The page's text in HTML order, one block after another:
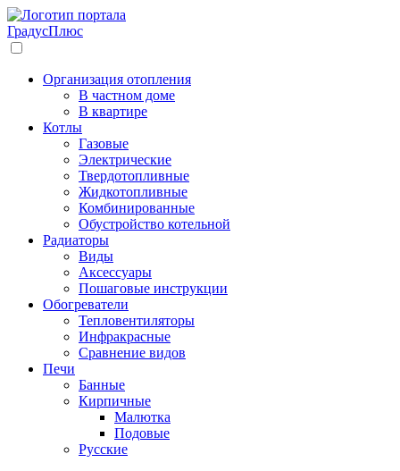
ГрадусПлюс
Организация отопления
В частном доме
В квартире
Котлы
Газовые
Электрические
Твердотопливные
Жидкотопливные
Комбинированные
Обустройство котельной
Радиаторы
Виды
Аксессуары
Пошаговые инструкции
Обогреватели
Тепловентиляторы
Инфракрасные
Сравнение видов
Печи
Банные
Кирпичные
Малютка
Подовые
Русские